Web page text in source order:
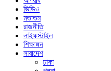
ভিডিও
মতাতম
রাজনীতি
লাইফস্টাইল
শিক্ষাঙ্গন
সারাদেশ
ঢাকা